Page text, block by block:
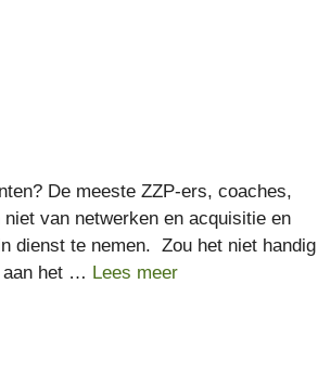
De meeste ZZP-ers, coaches,
van netwerken en acquisitie en
dienst te nemen. Zou het niet handig
aan het … Lees meer